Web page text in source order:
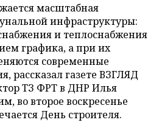
масштабная
инфраструктуры:
и теплоснабжения
графика, а при их
современные
рассказал газете ВЗГЛЯД
ТЗ ФРТ в ДНР Илья
во второе воскресенье
День строителя.